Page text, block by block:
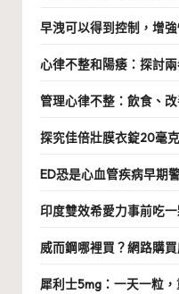
早洩可以得到控制，增
心律不整和陽痿：探討
管理心律不整：飲食、
探究佳倍壯膜衣錠20毫
ED恐是心血管疾病早期
印度雙效希愛力事前吃
威而鋼哪裡買？網路購
犀利士5mg：一天一粒